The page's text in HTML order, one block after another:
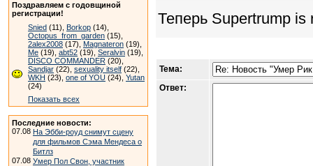
Поздравляем с годовщиной
регистрации!
Snied (11), Borkop (14),
Octopus_from_garden (15),
2alex2008 (17), Magnateron (19),
Me (19), abt52 (19), Seralvin (19),
DISCO COMMANDER (20),
Sandjar (22), sexuality itself (22),
WKH (23), one of YOU (24), Yutan
(24)
Показать всех
Последние новости:
07.08 На Эбби-роуд снимут сцену
для фильмов Сэма Мендеса о
Битлз
07.08 Умер Пол Свон, участник
Теперь Supertrump is
Тема:
Ответ: